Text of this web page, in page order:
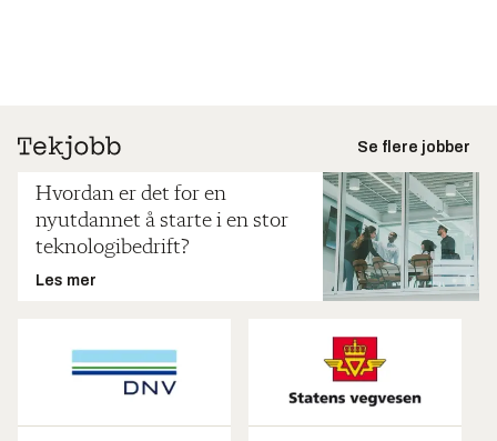
Se flere jobber
Hvordan er det for en
nyutdannet å starte i en stor
teknologibedrift?
Les mer